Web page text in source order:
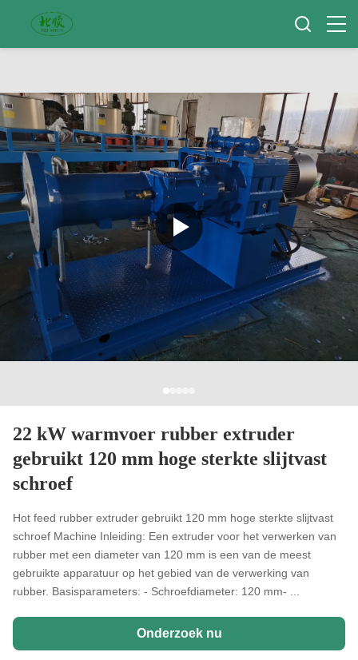
22 kW warmvoer rubber extruder
gebruikt 120 mm hoge sterkte slijtvast
schroef
Hot feed rubber extruder gebruikt 120 mm hoge sterkte slijtvast
schroef Machine Inleiding: Een extruder voor het verwerken van
rubber met een diameter van 120 mm is een van de meest
gebruikte apparatuur op het gebied van de verwerking van
rubber. Basisparameters: - Schroefdiameter: 120 mm- ...
Onderzoek nu